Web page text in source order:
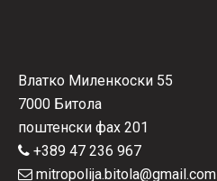
Влатко Миленкоски 55
7000 Битола
поштенски фах 201
+389 47 236 967
mitropolija.bitola@gmail.com